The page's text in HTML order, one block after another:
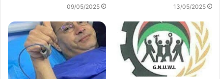
13/05/2025
09/05/2025